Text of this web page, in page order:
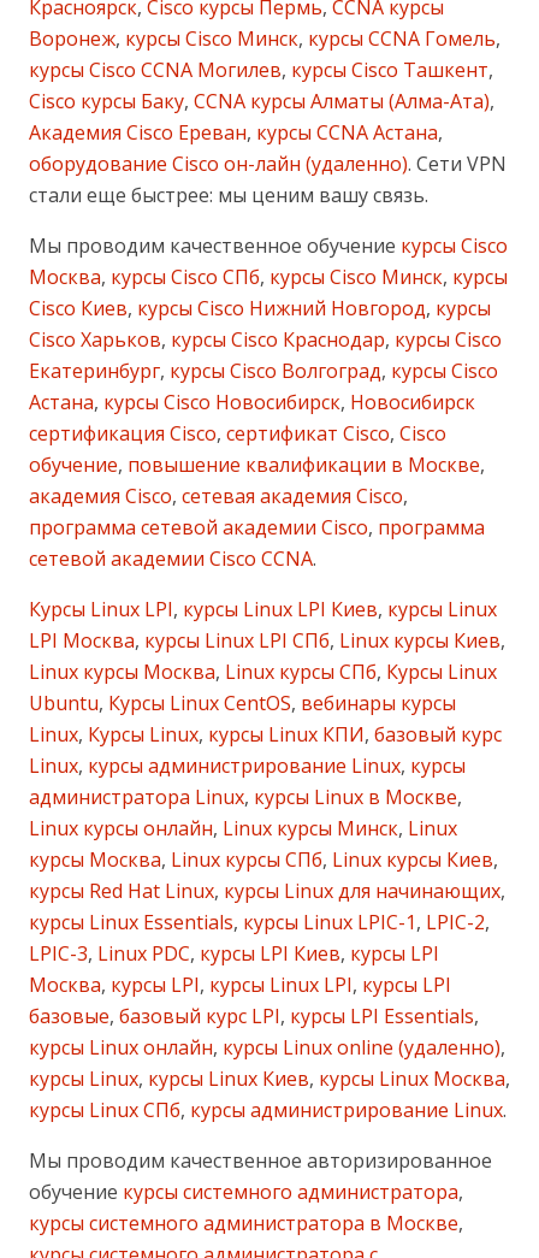
Красноярск, Cisco курсы Пермь, CCNA курсы
Воронеж, курсы Cisco Минск, курсы CCNA Гомель,
курсы Cisco CCNA Могилев, курсы Cisco Ташкент,
Cisco курсы Баку, CCNA курсы Алматы (Алма-Ата),
Академия Cisco Ереван, курсы CCNA Астана,
оборудование Cisco он-лайн (удаленно). Cети VPN
стали еще быстрее: мы ценим вашу связь.
Мы проводим качественное обучение курсы Cisco
Москва, курсы Cisco СПб, курсы Cisco Минск, курсы
Cisco Киев, курсы Cisco Нижний Новгород, курсы
Cisco Харьков, курсы Cisco Краснодар, курсы Cisco
Екатеринбург, курсы Cisco Волгоград, курсы Cisco
Астана, курсы Cisco Новосибирск, Новосибирск
сертификация Cisco, сертификат Cisco, Cisco
обучение, повышение квалификации в Москве,
академия Cisco, сетевая академия Cisco,
программа сетевой академии Cisco, программа
сетевой академии Cisco CCNA.
Курсы Linux LPI, курсы Linux LPI Киев, курсы Linux
LPI Москва, курсы Linux LPI СПб, Linux курсы Киев,
Linux курсы Москва, Linux курсы СПб, Курсы Linux
Ubuntu, Курсы Linux CentOS, вебинары курсы
Linux, Курсы Linux, курсы Linux КПИ, базовый курс
Linux, курсы администрирование Linux, курсы
администратора Linux, курсы Linux в Москве,
Linux курсы онлайн, Linux курсы Минск, Linux
курсы Москва, Linux курсы СПб, Linux курсы Киев,
курсы Red Hat Linux, курсы Linux для начинающих,
курсы Linux Essentials, курсы Linux LPIC-1, LPIC-2,
LPIC-3, Linux PDC, курсы LPI Киев, курсы LPI
Москва, курсы LPI, курсы Linux LPI, курсы LPI
базовые, базовый курс LPI, курсы LPI Essentials,
курсы Linux онлайн, курсы Linux online (удаленно),
курсы Linux, курсы Linux Киев, курсы Linux Москва,
курсы Linux СПб, курсы администрирование Linux.
Мы проводим качественное авторизированное
обучение курсы системного администратора,
курсы системного администратора в Москве,